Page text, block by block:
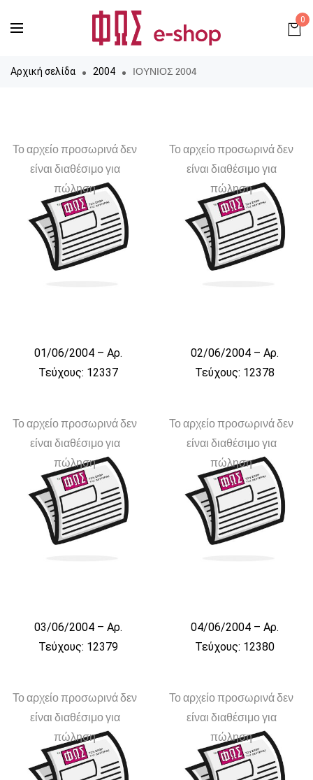
0
Αρχική σελίδα 2004 ΙΟΥΝΙΟΣ 2004
Το αρχείο προσωρινά δεν
είναι διαθέσιμο για
πώληση
01/06/2004 – Αρ.
Τεύχους: 12337
Το αρχείο προσωρινά δεν
είναι διαθέσιμο για
πώληση
02/06/2004 – Αρ.
Τεύχους: 12378
Το αρχείο προσωρινά δεν
είναι διαθέσιμο για
πώληση
03/06/2004 – Αρ.
Τεύχους: 12379
Το αρχείο προσωρινά δεν
είναι διαθέσιμο για
πώληση
04/06/2004 – Αρ.
Τεύχους: 12380
Το αρχείο προσωρινά δεν
είναι διαθέσιμο για
πώληση
Το αρχείο προσωρινά δεν
είναι διαθέσιμο για
πώληση